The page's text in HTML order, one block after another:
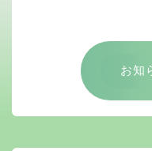
お知